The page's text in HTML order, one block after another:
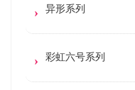
异形系列
彩虹六号系列